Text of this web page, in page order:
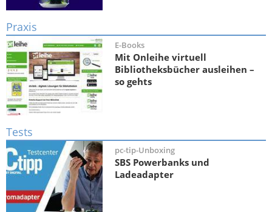
Praxis
E-Books
Mit Onleihe virtuell
Bibliotheksbücher ausleihen –
so gehts
Tests
pc-tip-Unboxing
SBS Powerbanks und
Ladeadapter